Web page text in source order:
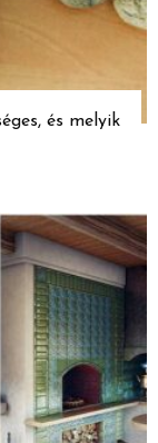
és melyik